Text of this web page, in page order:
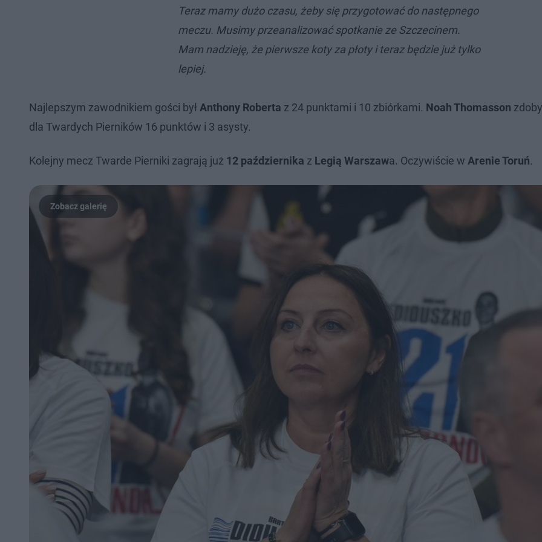
Teraz mamy dużo czasu, żeby się przygotować do następnego
meczu. Musimy przeanalizować spotkanie ze Szczecinem.
Mam nadzieję, że pierwsze koty za płoty i teraz będzie już tylko
lepiej.
Najlepszym zawodnikiem gości był Anthony Roberta z 24 punktami i 10 zbiórkami. Noah Thomasson
dla Twardych Pierników 16 punktów i 3 asysty.
Kolejny mecz Twarde Pierniki zagrają już 12 października z Legią Warszawa. Oczywiście w Arenie Toruń.